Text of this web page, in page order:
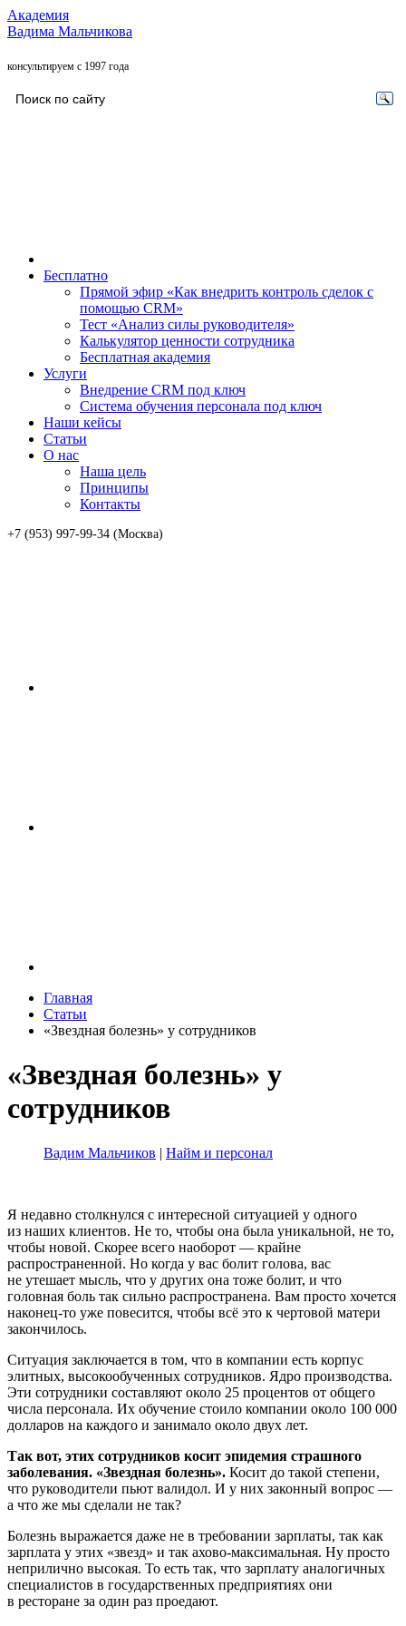
Академия
Вадима Мальчикова
консультируем с 1997 года
Бесплатно
Прямой эфир «Как внедрить контроль сделок с
помощью CRM»
Тест «Анализ силы руководителя»
Калькулятор ценности сотрудника
Бесплатная академия
Услуги
Внедрение CRM под ключ
Система обучения персонала под ключ
Наши кейсы
Статьи
О нас
Наша цель
Принципы
Контакты
+7 (953) 997-99-34 (Москва)
Главная
Статьи
«Звездная болезнь» у сотрудников
«Звездная болезнь» у
сотрудников
Вадим Мальчиков | Найм и персонал
Я недавно столкнулся с интересной ситуацией у одного
из наших клиентов. Не то, чтобы она была уникальной, не то,
чтобы новой. Скорее всего наоборот — крайне
распространенной. Но когда у вас болит голова, вас
не утешает мысль, что у других она тоже болит, и что
головная боль так сильно распространена. Вам просто хочется
наконец-то уже повесится, чтобы всё это к чертовой матери
закончилось.
Ситуация заключается в том, что в компании есть корпус
элитных, высокообученных сотрудников. Ядро производства.
Эти сотрудники составляют около 25 процентов от общего
числа персонала. Их обучение стоило компании около 100 000
долларов на каждого и занимало около двух лет.
Так вот, этих сотрудников косит эпидемия страшного
заболевания. «Звездная болезнь». Косит до такой степени,
что руководители пьют валидол. И у них законный вопрос —
а что же мы сделали не так?
Болезнь выражается даже не в требовании зарплаты, так как
зарплата у этих «звезд» и так ахово-максимальная. Ну просто
неприлично высокая. То есть так, что зарплату аналогичных
специалистов в государственных предприятиях они
в ресторане за один раз проедают.